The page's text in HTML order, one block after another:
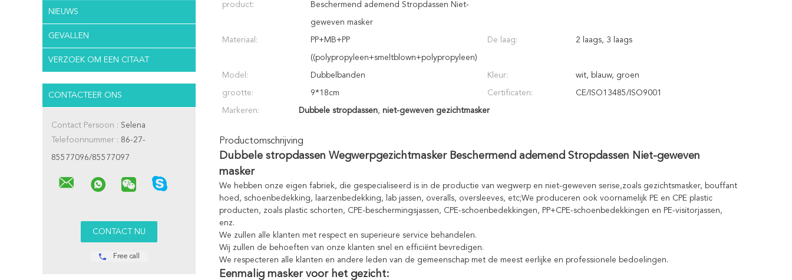
NIEUWS
GEVALLEN
VERZOEK OM EEN CITAAT
CONTACTEER ONS
Contact Persoon : Selena
Telefoonnummer : 86-27-
85577096/85577097
Free call
product: Beschermend ademend Stropdassen Niet-
geweven masker
Materiaal: PP+MB+PP
((polypropyleen+smeltblown+polypropyleen)
De laag: 2 laags, 3 laags
Model: Dubbelbanden Kleur: wit, blauw, groen
grootte: 9*18cm Certificaten: CE/ISO13485/ISO9001
Markeren: Dubbele stropdassen, niet-geweven gezichtmasker
Productomschrijving
Dubbele stropdassen Wegwerpgezichtmasker Beschermend ademend Stropdassen Niet-geweven
masker
We hebben onze eigen fabriek, die gespecialiseerd is in de productie van wegwerp en niet-geweven serise,zoals gezichtsmasker, bouffant
hoed, schoenbedekking, laarzenbedekking, lab jassen, overalls, oversleeves, etc;We produceren ook voornamelijk PE en CPE plastic
producten, zoals plastic schorten, CPE-beschermingsjassen, CPE-schoenbedekkingen, PP+CPE-schoenbedekkingen en PE-visitorjassen,
enz.
We zullen alle klanten met respect en superieure service behandelen.
Wij zullen de behoeften van onze klanten snel en efficiënt bevredigen.
We respecteren alle klanten en andere leden van de gemeenschap met de meest eerlijke en professionele bedoelingen.
Eenmalig masker voor het gezicht: